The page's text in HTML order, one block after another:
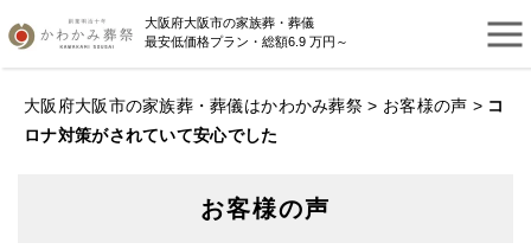
大阪府大阪市の家族葬・葬儀
最安低価格プラン・総額6.9 万円～
大阪府大阪市の家族葬・葬儀はかわかみ葬祭 > お客様の声 > コ
ロナ対策がされていて安心でした
お客様の声